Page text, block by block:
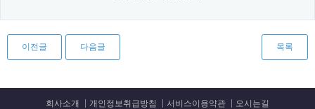
이전글 다음글 목록
회사소개 개인정보취급방침 서비스이용약관
오시는길